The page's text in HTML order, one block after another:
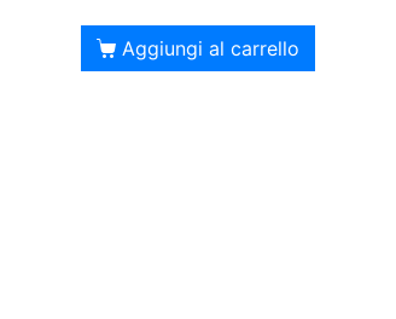
Aggiungi al carrello